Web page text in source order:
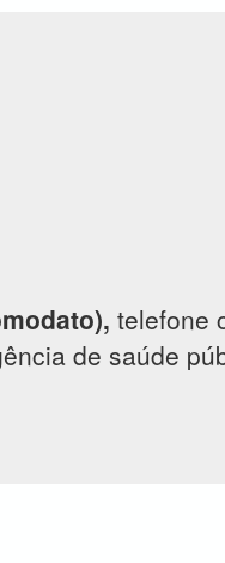
telefone
de saúde